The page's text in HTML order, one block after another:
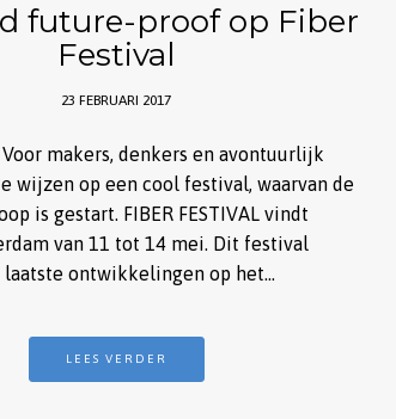
future-proof op Fiber
Festival
23 FEBRUARI 2017
Voor makers, denkers en avontuurlijk
wijzen op een cool festival, waarvan de
is gestart. FIBER FESTIVAL vindt
van 11 tot 14 mei. Dit festival
laatste ontwikkelingen op het…
LEES VERDER